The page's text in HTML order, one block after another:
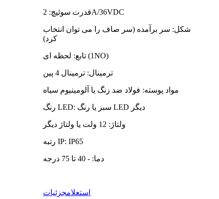
قدرت سوئیچ: 2A/36VDC
شکل: سر برآمده (سر صاف را می توان انتخاب
کرد)
تابع: لحظه ای (1NO)
ترمینال: ترمینال 4 پین
مواد پوسته: فولاد ضد زنگ یا آلومینیوم سیاه
رنگ LED: سبز یا رنگ LED دیگر
ولتاژ: 12 ولت یا ولتاژ دیگر
رتبه IP: IP65
دما: - 40 تا 75 درجه
استعلامجزئیات